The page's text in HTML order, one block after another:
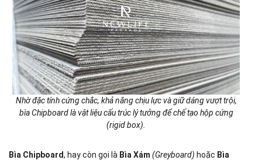
Nhờ đặc tính cứng chắc, khả năng chịu lực và giữ dáng vượt trội,
bìa Chipboard là vật liệu cấu trúc lý tưởng để chế tạo hộp cứng
(rigid box).
Bìa Chipboard, hay còn gọi là Bìa Xám (Greyboard) hoặc Bìa